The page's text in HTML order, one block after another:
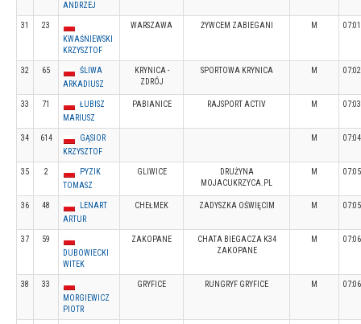
ANDRZEJ
31
23
KWAŚNIEWSKI
KRZYSZTOF
WARSZAWA ŻYWCEM ZABIEGANI M
32 65
ŚLIWA
ARKADIUSZ
KRYNICA -
ZDRÓJ
SPORTOWA KRYNICA M
33 71
ŁUBISZ
MARIUSZ
PABIANICE RAJSPORT ACTIV M
34 614
GĄSIOR
KRZYSZTOF
M
35 2
PYZIK
TOMASZ
GLIWICE
DRUŻYNA
MOJACUKRZYCA.PL
M
36 48
LENART
ARTUR
CHEŁMEK ZADYSZKA OŚWIĘCIM M
37
59
DUBOWIECKI
WITEK
ZAKOPANE
CHATA BIEGACZA K34
ZAKOPANE
M
38
33
MORGIEWICZ
PIOTR
GRYFICE RUNGRYF GRYFICE M